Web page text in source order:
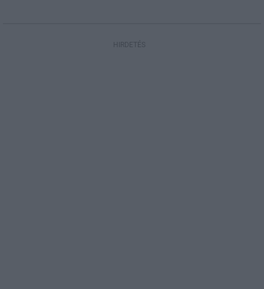
HIRDETÉS